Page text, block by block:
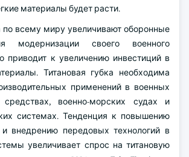
материалы будет расти.
по всему миру увеличивают оборонные
модернизации своего военного
приводит к увеличению инвестиций в
Титановая губка необходима
применений в военных
средствах, военно-морских судах и
системах. Тенденция к повышению
и внедрению передовых технологий в
увеличивает спрос на титановую